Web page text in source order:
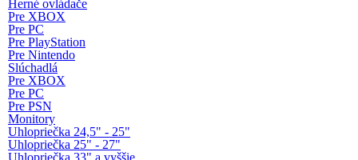
Herné ovládače
Pre XBOX
Pre PC
Pre PlayStation
Pre Nintendo
Slúchadlá
Pre XBOX
Pre PC
Pre PSN
Monitory
Uhlopriečka 24,5" - 25"
Uhlopriečka 25" - 27"
Uhlopriečka 33" a vyššie